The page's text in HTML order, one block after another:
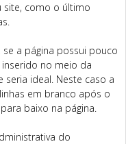
site, como o último
a página possui pouco
no meio da
ideal. Neste caso a
em branco após o
baixo na página.
do